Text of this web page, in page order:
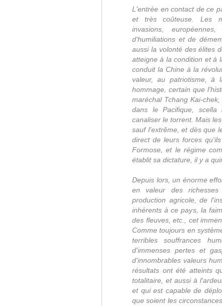
L'entrée en contact de ce
et très coûteuse. Les
invasions,
d'humiliations et de
aussi la volonté des élites
atteigne à la condition et à
conduit la Chine à la
valeur, au patriotisme,
hommage, certain que
maréchal Tchang Kai-
dans le Pacifique, scella
canaliser le torrent. Mais
sauf l'extrême, et dès que
direct de leurs forces
Formose, et le régime
établit sa dictature, il y a
Depuis lors, un énorme
en valeur des
production agricole, de
inhérents à ce pays, la
des fleuves, etc., cet
Comme toujours en
terribles souffrances
d'immenses pertes et
d'innombrables valeurs
résultats ont été atteints
totalitaire, et aussi à
et qui est capable de
que soient les